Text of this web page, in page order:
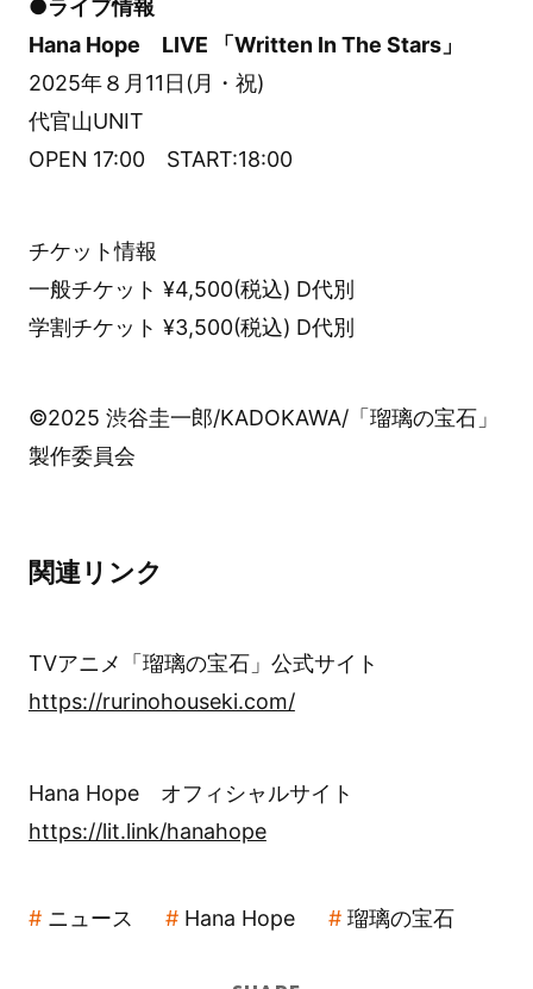
●ライブ情報
Hana Hope LIVE 「Written In The Stars」
2025年８月11日(月・祝)
代官山UNIT
OPEN 17:00 START:18:00
チケット情報
一般チケット ¥4,500(税込) D代別
学割チケット ¥3,500(税込) D代別
©2025 渋谷圭一郎/KADOKAWA/「瑠璃の宝石」
製作委員会
関連リンク
TVアニメ「瑠璃の宝石」公式サイト
https://rurinohouseki.com/
Hana Hope オフィシャルサイト
https://lit.link/hanahope
ニュース Hana Hope 瑠璃の宝石